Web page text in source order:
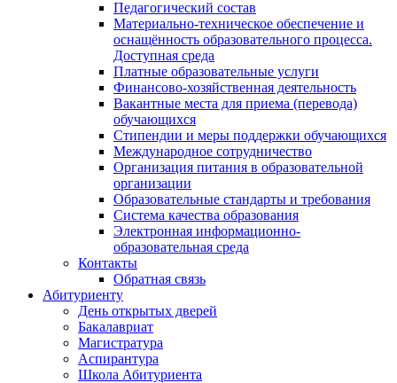
Педагогический состав
Материально-техническое обеспечение и
оснащённость образовательного процесса.
Доступная среда
Платные образовательные услуги
Финансово-хозяйственная деятельность
Вакантные места для приема (перевода)
обучающихся
Стипендии и меры поддержки обучающихся
Международное сотрудничество
Организация питания в образовательной
организации
Образовательные стандарты и требования
Система качества образования
Электронная информационно-
образовательная среда
Контакты
Обратная связь
Абитуриенту
День открытых дверей
Бакалавриат
Магистратура
Аспирантура
Школа Абитуриента